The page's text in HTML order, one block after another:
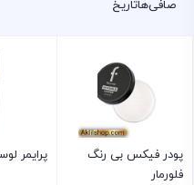
صافی‌هاتاریخ
پودر فیکس بی رنگ
فلورمار
پرایمر